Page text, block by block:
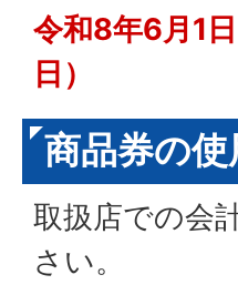
令和8年6月1
日）
商品券の使
取扱店での会
さい。